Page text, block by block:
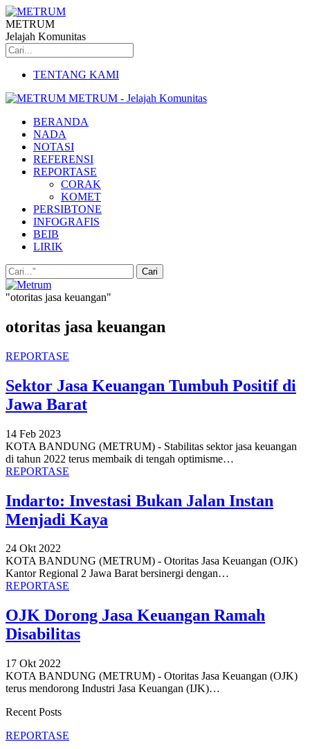
METRUM
Jelajah Komunitas
TENTANG KAMI
METRUM - Jelajah Komunitas
BERANDA
NADA
NOTASI
REFERENSI
REPORTASE
CORAK
KOMET
PERSIBTONE
INFOGRAFIS
BEIB
LIRIK
"otoritas jasa keuangan"
otoritas jasa keuangan
REPORTASE
Sektor Jasa Keuangan Tumbuh Positif di
Jawa Barat
14 Feb 2023
KOTA BANDUNG (METRUM) - Stabilitas sektor jasa keuangan
di tahun 2022 terus membaik di tengah optimisme…
REPORTASE
Indarto: Investasi Bukan Jalan Instan
Menjadi Kaya
24 Okt 2022
KOTA BANDUNG (METRUM) - Otoritas Jasa Keuangan (OJK)
Kantor Regional 2 Jawa Barat bersinergi dengan…
REPORTASE
OJK Dorong Jasa Keuangan Ramah
Disabilitas
17 Okt 2022
KOTA BANDUNG (METRUM) - Otoritas Jasa Keuangan (OJK)
terus mendorong Industri Jasa Keuangan (IJK)…
Recent Posts
REPORTASE